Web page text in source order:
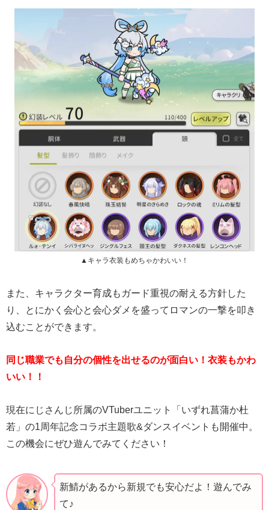
▲キャラ衣装もめちゃかわいい！
また、キャラクター育成もガード重視の耐える方針した
り、とにかく会心と会心ダメを盛ってロマンの一撃を叩き
込むことができます。
同じ職業でも自分の個性を出せるのが面白い！衣装もかわ
いい！！
現在にじさんじ所属のVTuberユニット「いずれ菖蒲か杜
若」の1周年記念コラボ主題歌&ダンスイベントも開催中。
この機会にぜひ遊んでみてください！
新鯖があるから新規でも安心だよ！遊んでみ
て♪